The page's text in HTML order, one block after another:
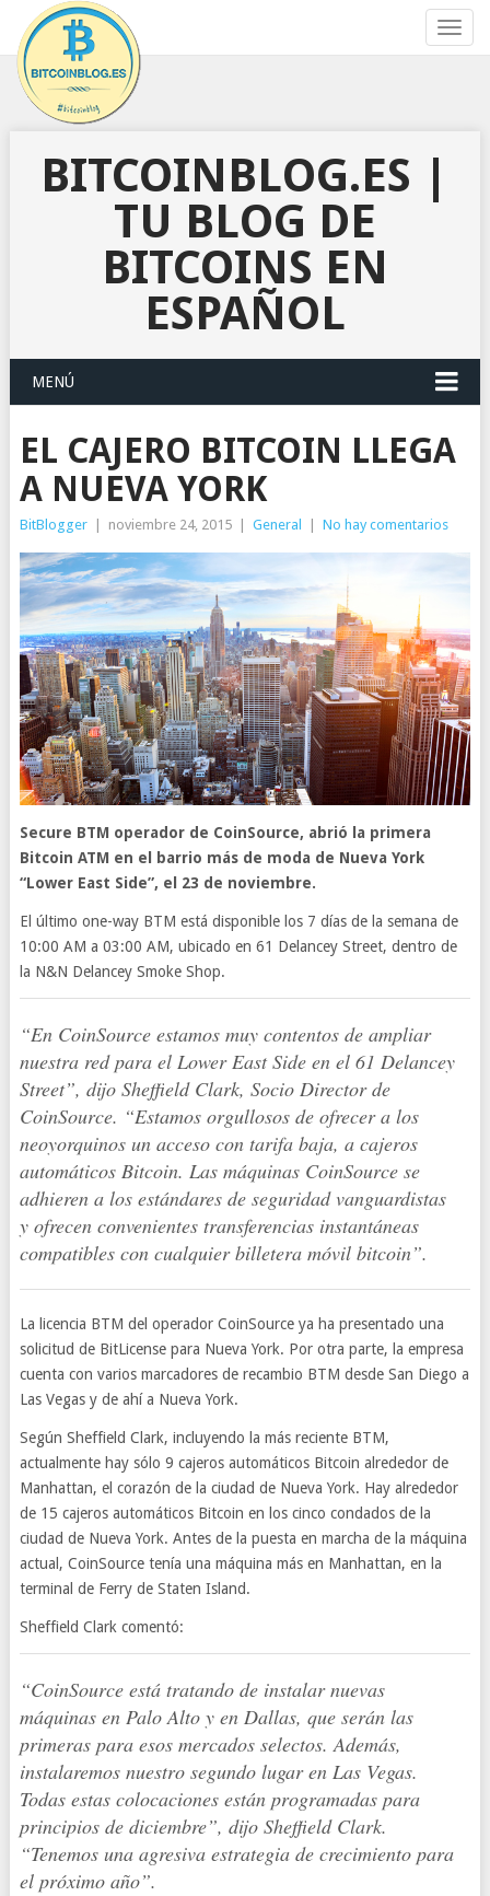
BITCOINBLOG.ES |
TU BLOG DE
BITCOINS EN
ESPAÑOL
MENÚ
EL CAJERO BITCOIN LLEGA
A NUEVA YORK
BitBlogger noviembre 24, 2015 General No hay comentarios
Secure BTM operador de CoinSource, abrió la primera
Bitcoin ATM en el barrio más de moda de Nueva York
“Lower East Side”, el 23 de noviembre.
El último one-way BTM está disponible los 7 días de la semana de
10:00 AM a 03:00 AM, ubicado en 61 Delancey Street, dentro de
la N&N Delancey Smoke Shop.
“En CoinSource estamos muy contentos de ampliar
nuestra red para el Lower East Side en el 61 Delancey
Street”, dijo Sheffield Clark, Socio Director de
CoinSource. “Estamos orgullosos de ofrecer a los
neoyorquinos un acceso con tarifa baja, a cajeros
automáticos Bitcoin. Las máquinas CoinSource se
adhieren a los estándares de seguridad vanguardistas
y ofrecen convenientes transferencias instantáneas
compatibles con cualquier billetera móvil bitcoin”.
La licencia BTM del operador CoinSource ya ha presentado una
solicitud de BitLicense para Nueva York. Por otra parte, la empresa
cuenta con varios marcadores de recambio BTM desde San Diego a
Las Vegas y de ahí a Nueva York.
Según Sheffield Clark, incluyendo la más reciente BTM,
actualmente hay sólo 9 cajeros automáticos Bitcoin alrededor de
Manhattan, el corazón de la ciudad de Nueva York. Hay alrededor
de 15 cajeros automáticos Bitcoin en los cinco condados de la
ciudad de Nueva York. Antes de la puesta en marcha de la máquina
actual, CoinSource tenía una máquina más en Manhattan, en la
terminal de Ferry de Staten Island.
Sheffield Clark comentó:
“CoinSource está tratando de instalar nuevas
máquinas en Palo Alto y en Dallas, que serán las
primeras para esos mercados selectos. Además,
instalaremos nuestro segundo lugar en Las Vegas.
Todas estas colocaciones están programadas para
principios de diciembre”, dijo Sheffield Clark.
“Tenemos una agresiva estrategia de crecimiento para
el próximo año”.